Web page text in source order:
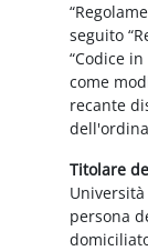
seguito
“Codice
come
recante
Titolare
Università
persona